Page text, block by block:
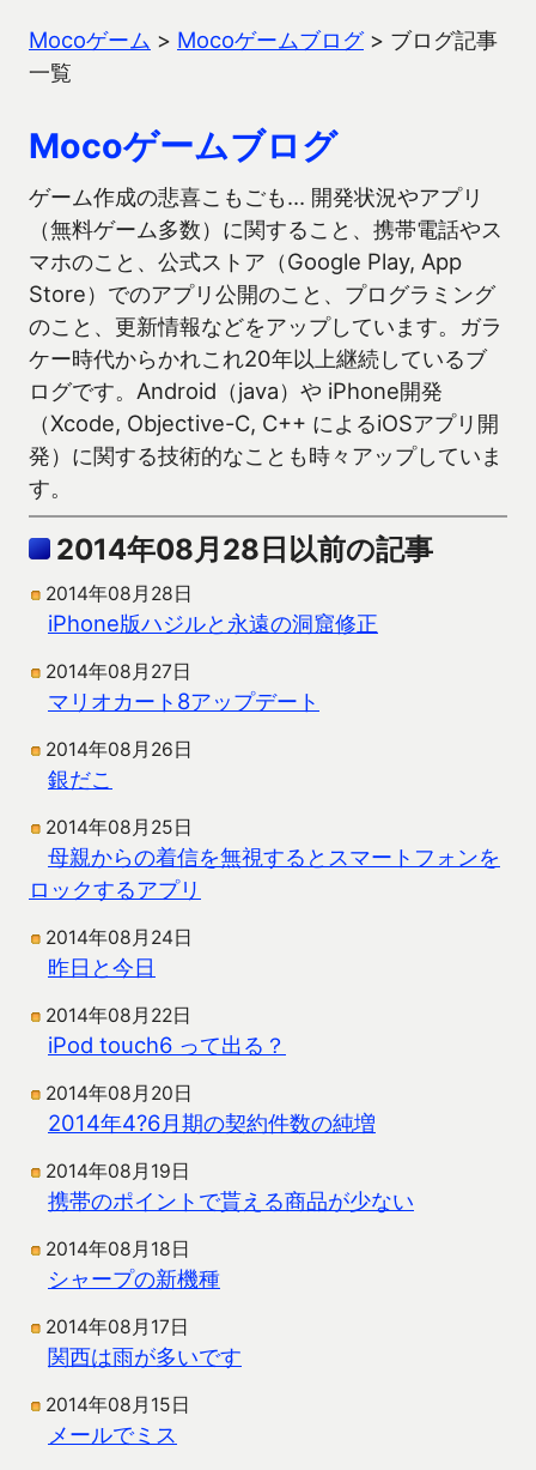
Mocoゲーム > Mocoゲームブログ> ブログ記事
一覧
Mocoゲームブログ
ゲーム作成の悲喜こもごも… 開発状況やアプリ
（無料ゲーム多数）に関すること、携帯電話やス
マホのこと、公式ストア（Google Play, App
Store）でのアプリ公開のこと、プログラミング
のこと、更新情報などをアップしています。ガラ
ケー時代からかれこれ20年以上継続しているブ
ログです。Android（java）や iPhone開発
（Xcode, Objective-C, C++ によるiOSアプリ開
発）に関する技術的なことも時々アップしていま
す。
2014年08月28日以前の記事
2014年08月28日
iPhone版ハジルと永遠の洞窟修正
2014年08月27日
マリオカート8アップデート
2014年08月26日
銀だこ
2014年08月25日
母親からの着信を無視するとスマートフォンを
ロックするアプリ
2014年08月24日
昨日と今日
2014年08月22日
iPod touch6 って出る？
2014年08月20日
2014年4?6月期の契約件数の純増
2014年08月19日
携帯のポイントで貰える商品が少ない
2014年08月18日
シャープの新機種
2014年08月17日
関西は雨が多いです
2014年08月15日
メールでミス